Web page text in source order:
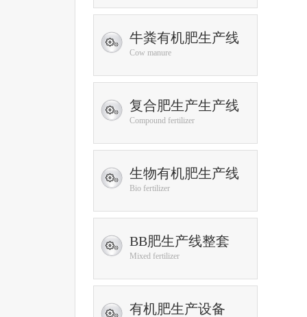
牛粪有机肥生产线
Cow manure
复合肥生产生产线
Compound fertilizer
生物有机肥生产线
Bio fertilizer
BB肥生产线整套
Mixed fertilizer
有机肥生产设备